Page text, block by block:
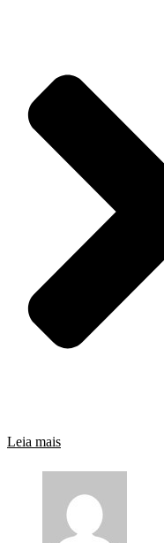
Leia mais